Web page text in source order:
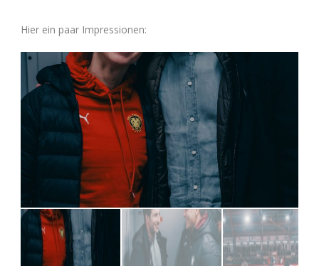
Hier ein paar Impressionen: